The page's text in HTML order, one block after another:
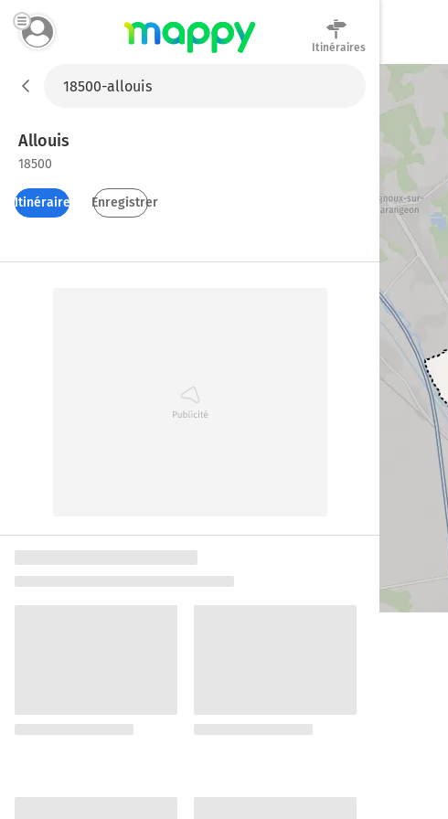
Itinéraires
Allouis
18500
Itinéraires Enregistrer